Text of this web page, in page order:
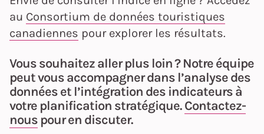
au Consortium de données touristiques
canadiennes pour explorer les résultats.
Vous souhaitez aller plus loin ? Notre équipe
peut vous accompagner dans l’analyse des
données et l’intégration des indicateurs à
votre planification stratégique.Contactez-
nous pour en discuter.